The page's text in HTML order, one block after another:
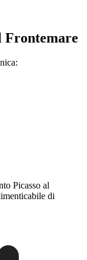
Frontemare
Picasso al
di